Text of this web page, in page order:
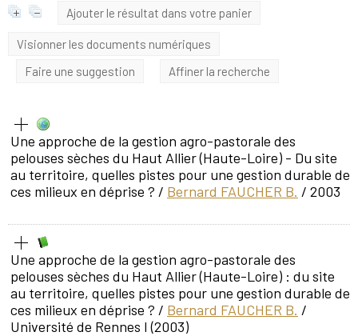
Ajouter le résultat dans votre panier
Visionner les documents numériques
Faire une suggestion
Affiner la recherche
Une approche de la gestion agro-pastorale des
pelouses sèches du Haut Allier (Haute-Loire) - Du site
au territoire, quelles pistes pour une gestion durable de
ces milieux en déprise ? / Bernard FAUCHER B. / 2003
Une approche de la gestion agro-pastorale des
pelouses sèches du Haut Allier (Haute-Loire) : du site
au territoire, quelles pistes pour une gestion durable de
ces milieux en déprise ? / Bernard FAUCHER B. /
Université de Rennes I (2003)